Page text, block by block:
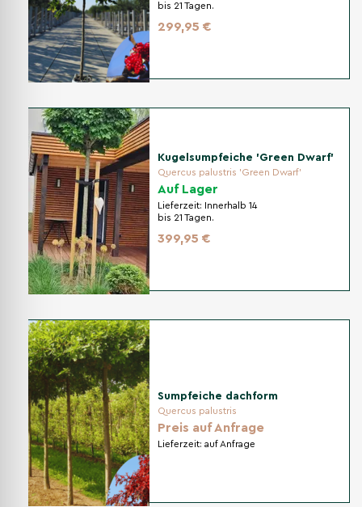
bis 21 Tagen.
299,95 €
Kugelsumpfeiche 'Green Dwarf'
Quercus palustris 'Green Dwarf'
Auf Lager
Lieferzeit:
Innerhalb 14
bis 21 Tagen.
399,95 €
Sumpfeiche dachform
Quercus palustris
Preis auf Anfrage
Lieferzeit: auf Anfrage